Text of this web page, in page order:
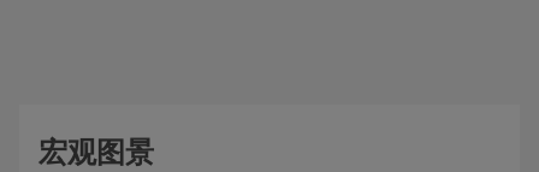
宏观图景